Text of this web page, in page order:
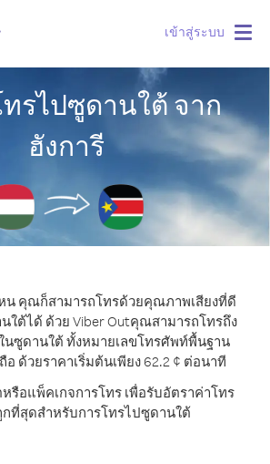
เข้าสู่ระบบ
รไปซูดานใต้ จาก
ฮังการี
คุณก็สามารถโทรด้วยคุณภาพเสียงที่ดี
ใต้ได้ ด้วย Viber Outคุณสามารถโทรถึง
นซูดานใต้ ทั้งหมายเลขโทรศัพท์พื้นฐาน
ด้วยราคาเริ่มต้นเพียง 62.2 ¢ ต่อนาที
รือแพ็คเกจการโทร เพื่อรับอัตราค่าโทร
ที่สุดสำหรับการโทรไปซูดานใต้